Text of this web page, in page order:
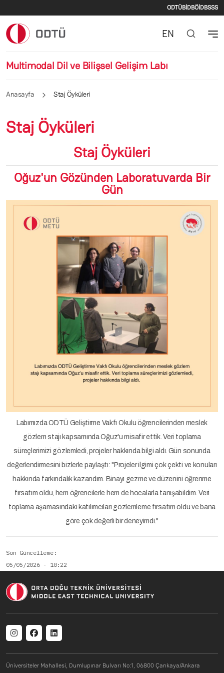
İkincil
ODTÜBİDBÖİDBSSS
Multimodal Dil ve Bilişsel Gelişim Labı
EN
Anasayfa Staj Öyküleri
Staj Öyküleri
Staj Öyküleri
Oğuz'un Gözünden Laboratuvarda Bir
Gün
Labımızda ODTÜ Geliştirme Vakfı Okulu öğrencilerinden meslek
gözlem stajı kapsamında Oğuz'u misafir ettik. Veri toplama
süreçlerimizi gözlemledi, projeler hakkında bilgi aldı. Gün sonunda
değerlendirmesini bizlerle paylaştı: "Projeler ilgimi çok çekti ve konuları
hakkında farkındalık kazandım. Binayı gezme ve düzenini öğrenme
fırsatım oldu, hem öğrencilerle hem de hocalarla tanışabildim. Veri
toplama aşamasındaki katılımcıları gözlemleme fırsatım oldu ve bana
göre çok değerli bir deneyimdi."
Son Güncelleme
05/05/2026 - 10:22
Social menu
Üniversiteler Mahallesi, Dumlupınar Bulvarı No:1, 06800 Çankaya/Ankara